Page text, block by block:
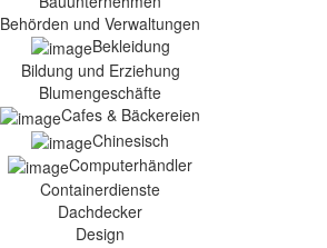
Behörden und Verwaltungen
Bekleidung
Bildung und Erziehung
Blumengeschäfte
Cafes & Bäckereien
Chinesisch
Computerhändler
Containerdienste
Dachdecker
Design